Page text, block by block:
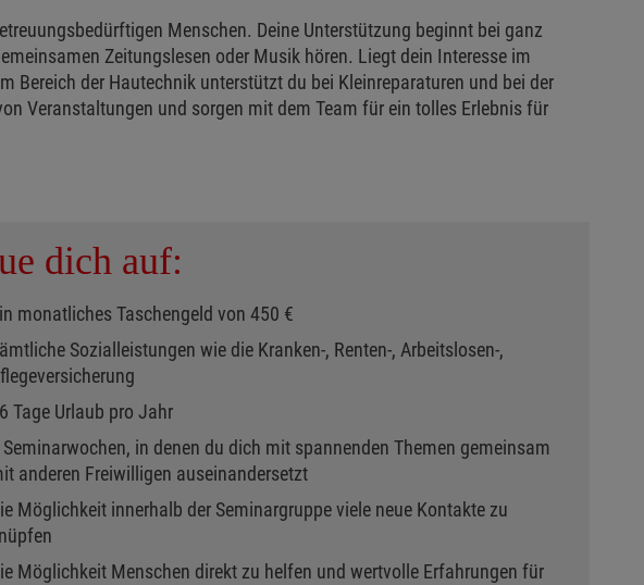
Menschen. Deine Unterstützung beginnt bei ganz
Zeitungslesen oder Musik hören. Liegt dein Interesse im
Bereich der Hautechnik unterstützt du bei Kleinreparaturen und bei der
Veranstaltungen und sorgen mit dem Team für ein tolles Erlebnis für
dich auf:
monatliches Taschengeld von 450 €
Sozialleistungen wie die Kranken-, Renten-, Arbeitslosen-,
Tage Urlaub pro Jahr
Seminarwochen, in denen du dich mit spannenden Themen gemeinsam
anderen Freiwilligen auseinandersetzt
Möglichkeit innerhalb der Seminargruppe viele neue Kontakte zu
Möglichkeit Menschen direkt zu helfen und wertvolle Erfahrungen für